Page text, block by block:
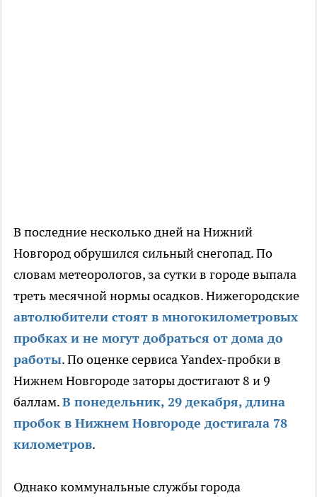
В последние несколько дней на Нижний
Новгород обрушился сильный снегопад. По
словам метеорологов, за сутки в городе выпала
треть месячной нормы осадков. Нижегородские
автолюбители стоят в многокилометровых
пробках и не могут добраться от дома до
работы. По оценке сервиса Yandex-пробки в
Нижнем Новгороде заторы достигают 8 и 9
баллам.В понедельник, 29 декабря, длина
пробок в Нижнем Новгороде достигала 78
километров.
Однако коммунальные службы города